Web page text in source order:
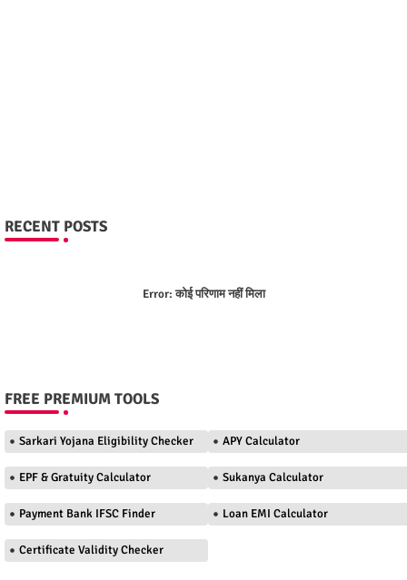
RECENT POSTS
Error:कोई परिणाम नहीं मिला
FREE PREMIUM TOOLS
Sarkari Yojana Eligibility Checker APY Calculator
EPF & Gratuity Calculator Sukanya Calculator
Payment Bank IFSC Finder Loan EMI Calculator
Certificate Validity Checker